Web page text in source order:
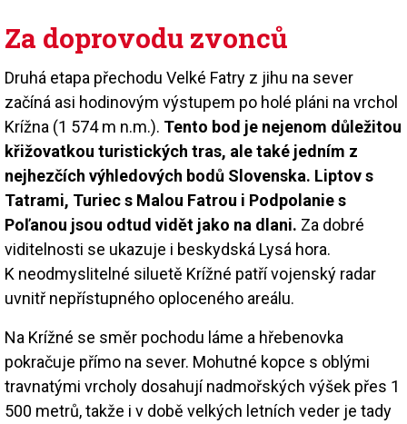
Za doprovodu zvonců
Druhá etapa přechodu Velké Fatry z jihu na sever
začíná asi hodinovým výstupem po holé pláni na vrchol
Krížna (1 574 m n.m.). Tento bod je nejenom důležitou
křižovatkou turistických tras, ale také jedním z
nejhezčích výhledových bodů Slovenska. Liptov s
Tatrami, Turiec s Malou Fatrou i Podpolanie s
Poľanou jsou odtud vidět jako na dlani. Za dobré
viditelnosti se ukazuje i beskydská Lysá hora.
K neodmyslitelné siluetě Krížné patří vojenský radar
uvnitř nepřístupného oploceného areálu.
Na Krížné se směr pochodu láme a hřebenovka
pokračuje přímo na sever. Mohutné kopce s oblými
travnatými vrcholy dosahují nadmořských výšek přes 1
500 metrů, takže i v době velkých letních veder je tady